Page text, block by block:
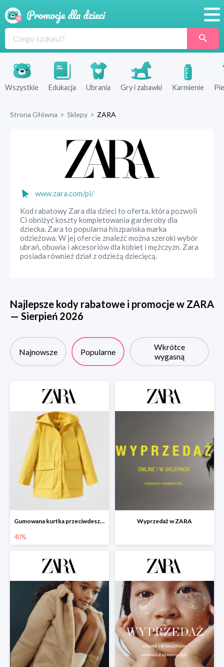
Produkty
Sklepy
Wszystkie Edukacja Ubrania Gry i zabawki Karmienie
Strona Główna > Sklepy > ZARA
www.zara.com/pl/
Kod rabatowy Zara dla dzieci to oferta, która pozwoli
Ci obniżyć koszty kompletowania garderoby dla
dziecka. Zara to popularna hiszpańska marka
odzieżowa. W jej ofercie znaleźć można szeroki wybór
ubrań, obuwia i akcesoriów dla kobiet i mężczyzn. Zara
posiada również dział z odzieżą dziecięcą.
Najlepsze kody rabatowe i promocje w ZARA
— Sierpień 2026
Najnowsze Popularne
Wkrótce
wygasną
Gumowana kurtka przeciwdeszczowa - 40%
40%
Wyprzedaż w ZARA